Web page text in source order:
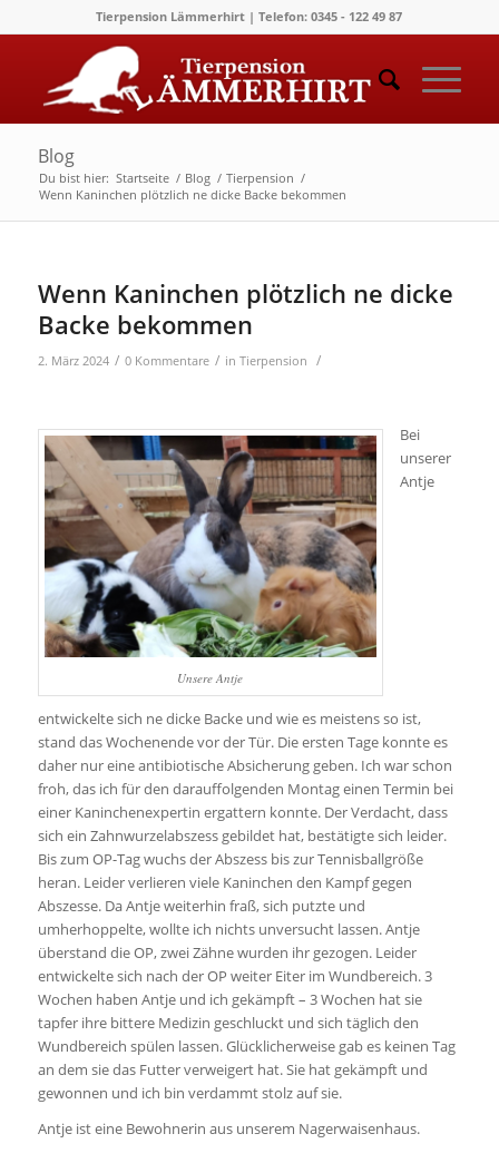
Tierpension Lämmerhirt | Telefon: 0345 - 122 49 87
Blog
Du bist hier: Startseite / Blog / Tierpension /
Wenn Kaninchen plötzlich ne dicke Backe bekommen
Wenn Kaninchen plötzlich ne dicke
Backe bekommen
2. März 2024 / 0 Kommentare / in Tierpension /
Unsere Antje
Bei
unserer
Antje
entwickelte sich ne dicke Backe und wie es meistens so ist,
stand das Wochenende vor der Tür. Die ersten Tage konnte es
daher nur eine antibiotische Absicherung geben. Ich war schon
froh, das ich für den darauffolgenden Montag einen Termin bei
einer Kaninchenexpertin ergattern konnte. Der Verdacht, dass
sich ein Zahnwurzelabszess gebildet hat, bestätigte sich leider.
Bis zum OP-Tag wuchs der Abszess bis zur Tennisballgröße
heran. Leider verlieren viele Kaninchen den Kampf gegen
Abszesse. Da Antje weiterhin fraß, sich putzte und
umherhoppelte, wollte ich nichts unversucht lassen. Antje
überstand die OP, zwei Zähne wurden ihr gezogen. Leider
entwickelte sich nach der OP weiter Eiter im Wundbereich. 3
Wochen haben Antje und ich gekämpft – 3 Wochen hat sie
tapfer ihre bittere Medizin geschluckt und sich täglich den
Wundbereich spülen lassen. Glücklicherweise gab es keinen Tag
an dem sie das Futter verweigert hat. Sie hat gekämpft und
gewonnen und ich bin verdammt stolz auf sie.
Antje ist eine Bewohnerin aus unserem Nagerwaisenhaus.